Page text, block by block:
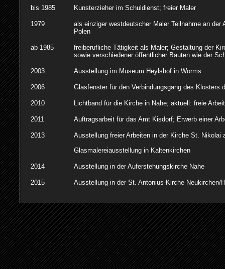
bis 1985 Kunsterzieher im Schuldienst; freier Maler
1979
als einziger westdeutscher Maler Teilnahme an
Polen
ab 1985
freiberufliche Tätigkeit als Maler; Gestaltung der
sowie verschiedener öffentlicher Bauten wie der
2003 Ausstellung im Museum Heylshof in Worms
2006 Glasfenster für den Verbindungsgang des
2010 Lichtband für die Kirche in Nahe; aktuell: freie
2011 Auftragsarbeit für das Amt Kisdorf; Erwerb einer
2013
Ausstellung freier Arbeiten in der Kirche St. Nikolai
Glasmalereiausstellung in Kaltenkirchen
2014 Ausstellung in der Auferstehungskirche Nahe
2015 Ausstellung in der St. Antonius-Kirche Neukirchen/